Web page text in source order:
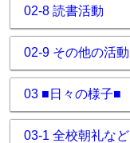
02-8 読書活動
02-9 その他の活動
03 ■日々の様子■
03-1 全校朝礼など